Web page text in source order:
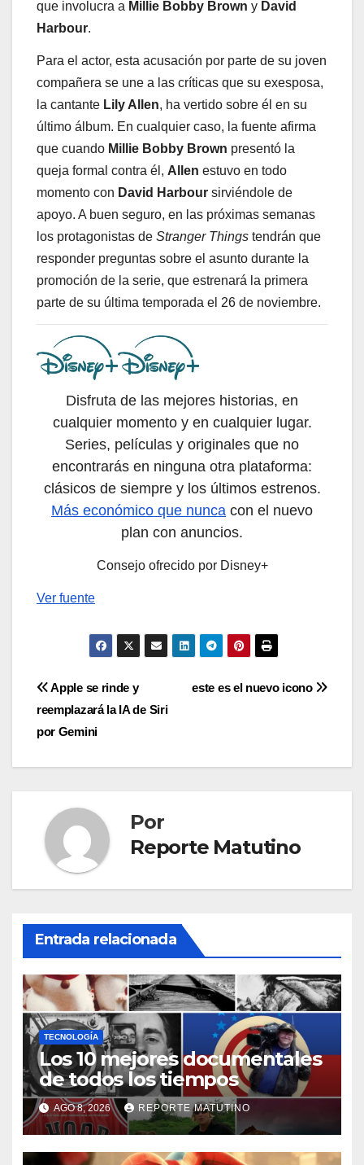
que involucra a Millie Bobby Brown y David
Harbour.
Para el actor, esta acusación por parte de su joven
compañera se une a las críticas que su exesposa,
la cantante Lily Allen, ha vertido sobre él en su
último álbum. En cualquier caso, la fuente afirma
que cuando Millie Bobby Brown presentó la
queja formal contra él, Allen estuvo en todo
momento con David Harbour sirviéndole de
apoyo. A buen seguro, en las próximas semanas
los protagonistas de Stranger Things tendrán que
responder preguntas sobre el asunto durante la
promoción de la serie, que estrenará la primera
parte de su última temporada el 26 de noviembre.
Disfruta de las mejores historias, en
cualquier momento y en cualquier lugar.
Series, películas y originales que no
encontrarás en ninguna otra plataforma:
clásicos de siempre y los últimos estrenos.
Más económico que nunca con el nuevo
plan con anuncios.
Consejo ofrecido por Disney+
Ver fuente
Navegación
de
entradas
este es el nuevo icono
Apple se rinde y
reemplazará la IA de Siri
por Gemini
Por
Reporte Matutino
Entrada relacionada
TECNOLOGÍA
Los 10 mejores documentales
de todos los tiempos
AGO 8, 2026 REPORTE MATUTINO